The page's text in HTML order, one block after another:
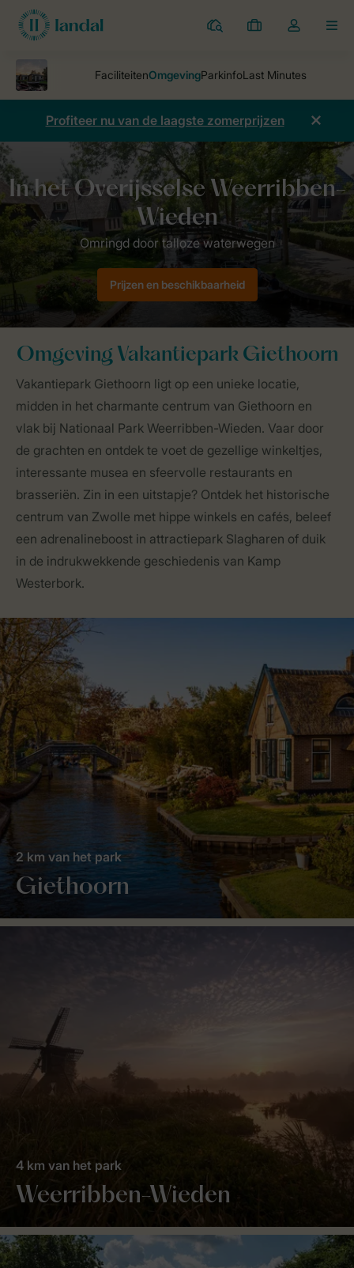
Parken
Mijn
Open
mijn
account
Profiteer nu van de laagste zomerprijzen
Vakantieparken Vakantiepark Giethoorn Omgeving Vakantiepark
Prijzen en beschikbaarheid
Omgeving Vakantiepark Giethoorn
Vakantiepark Giethoorn ligt op een unieke locatie,
midden in het charmante centrum van Giethoorn en
vlak bij Nationaal Park Weerribben-Wieden. Vaar door
de grachten en ontdek te voet de gezellige winkeltjes,
interessante musea en sfeervolle restaurants en
brasseriën. Zin in een uitstapje? Ontdek het historische
centrum van Zwolle met hippe winkels en cafés, beleef
een adrenalineboost in attractiepark Slagharen of duik
in de indrukwekkende geschiedenis van Kamp
Westerbork.
Giethoorn
2 km van het park
Weerribben-Wieden
4 km van het park